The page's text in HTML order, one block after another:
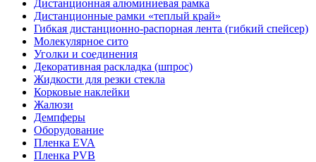
Дистанционная алюминиевая рамка
Дистанционные рамки «теплый край»
Гибкая дистанционно-распорная лента (гибкий спейсер)
Молекулярное сито
Уголки и соединения
Декоративная раскладка (шпрос)
Жидкости для резки стекла
Корковые наклейки
Жалюзи
Демпферы
Оборудование
Пленка EVA
Пленка PVB